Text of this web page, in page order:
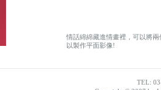
情話綿綿藏進情畫裡，可以將
以製作平面影像!
TEL: